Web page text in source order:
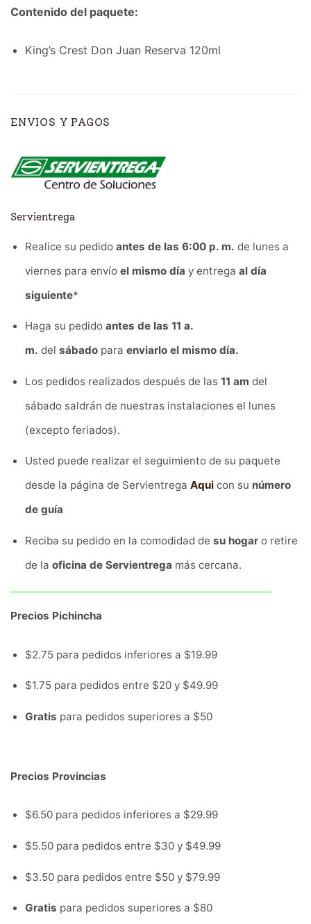
Contenido del paquete:
King’s Crest Don Juan Reserva 120ml
ENVIOS Y PAGOS
Servientrega
Realice su pedido antes de las 6:00 p. m. de lunes a
viernes para envío el mismo día y entrega al día
siguiente*
Haga su pedido antes de las 11 a.
m. del sábadopara enviarlo el mismo día.
Los pedidos realizados después de las 11 am del
sábado saldrán de nuestras instalaciones el lunes
(excepto feriados).
Usted puede realizar el seguimiento de su paquete
desde la página de Servientrega Aquicon su número
de guía
Reciba su pedido en la comodidad de su hogaro retire
de la oficina de Servientrega más cercana.
Precios Pichincha
$2.75 para pedidos inferiores a $19.99
$1.75 para pedidos entre $20 y $49.99
Gratis para pedidos superiores a $50
Precios Provincias
$6.50 para pedidos inferiores a $29.99
$5.50 para pedidos entre $30 y $49.99
$3.50 para pedidos entre $50 y $79.99
Gratis para pedidos superiores a $80